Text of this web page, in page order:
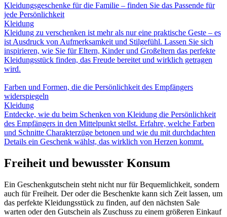
Kleidungsgeschenke für die Familie – finden Sie das Passende für
jede Persönlichkeit
Kleidung
Kleidung zu verschenken ist mehr als nur eine praktische Geste – es
ist Ausdruck von Aufmerksamkeit und Stilgefühl. Lassen Sie sich
inspirieren, wie Sie für Eltern, Kinder und Großeltern das perfekte
Kleidungsstück finden, das Freude bereitet und wirklich getragen
wird.
Farben und Formen, die die Persönlichkeit des Empfängers
widerspiegeln
Kleidung
Entdecke, wie du beim Schenken von Kleidung die Persönlichkeit
des Empfängers in den Mittelpunkt stellst. Erfahre, welche Farben
und Schnitte Charakterzüge betonen und wie du mit durchdachten
Details ein Geschenk wählst, das wirklich von Herzen kommt.
Freiheit und bewusster Konsum
Ein Geschenkgutschein steht nicht nur für Bequemlichkeit, sondern
auch für Freiheit. Der oder die Beschenkte kann sich Zeit lassen, um
das perfekte Kleidungsstück zu finden, auf den nächsten Sale
warten oder den Gutschein als Zuschuss zu einem größeren Einkauf